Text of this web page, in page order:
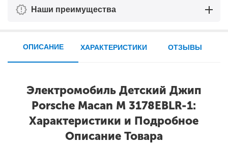
Наши преимущества
ОПИСАНИЕ
Электромобиль Детский Джип
Porsche Macan M 3178EBLR-1:
Характеристики и Подробное
Описание Товара
ХАРАКТЕРИСТИКИ ОТЗЫВЫ